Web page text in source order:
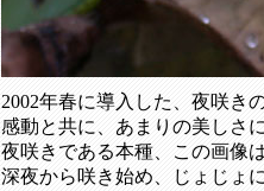
2002年春に導入した、夜咲き
感動と共に、あまりの美しさ
夜咲きである本種、この画像
深夜から咲き始め、じょじょ